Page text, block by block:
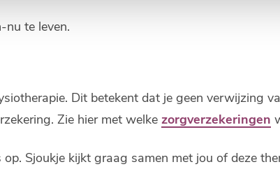
nu te leven.
Dit betekent dat je geen verwijzing
Zie hier met welke zorgverzekeringen
Sjoukje kijkt graag samen met jou of deze